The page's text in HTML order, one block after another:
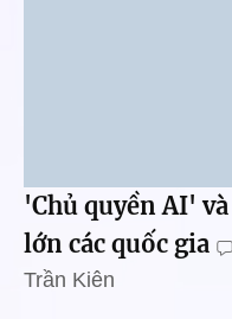
'Chủ quyền AI'
lớn các quốc gia
Trần Kiên